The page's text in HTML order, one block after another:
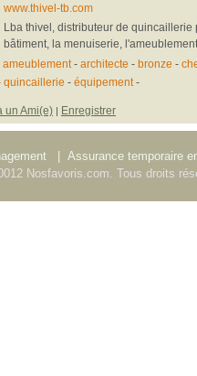
www.thivel-tb.com
Lba thivel, distributeur de
bâtiment, la menuiserie,
ameublement - architecte - bronze -
quincaillerie - équipement -
un Ami(e) | Enregistrer
Assurance temporaire
Nosfavoris.com. Tous droits